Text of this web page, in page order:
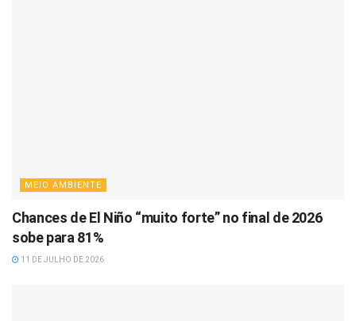
MEIO AMBIENTE
Chances de El Niño “muito forte” no final de 2026
sobe para 81%
11 DE JULHO DE 2026